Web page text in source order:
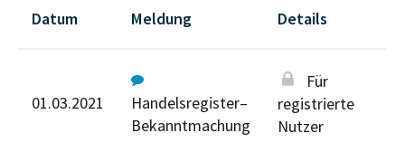
Datum Meldung Details
01.03.2021
Handelsregister–
Bekanntmachung
Für
registrierte
Nutzer